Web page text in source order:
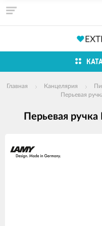
Главная Канцелярия
Перьевая
Перьевая
товаров